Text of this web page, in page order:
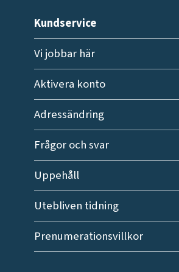
Kundservice
Vi jobbar här
Aktivera konto
Adressändring
Frågor och svar
Uppehåll
Utebliven tidning
Prenumerationsvillkor